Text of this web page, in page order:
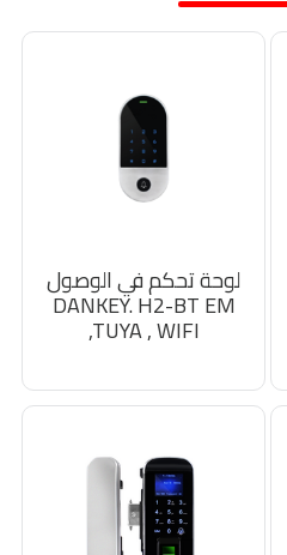
لوحة تحكم في الوصول
DANKEY. H2-BT EM
,TUYA , WIFI